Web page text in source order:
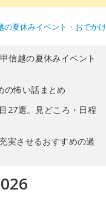
の夏休みイベント・おでか
信越の夏休みイベント
の怖い話まとめ
27選。見どころ・日程
実させるおすすめの過